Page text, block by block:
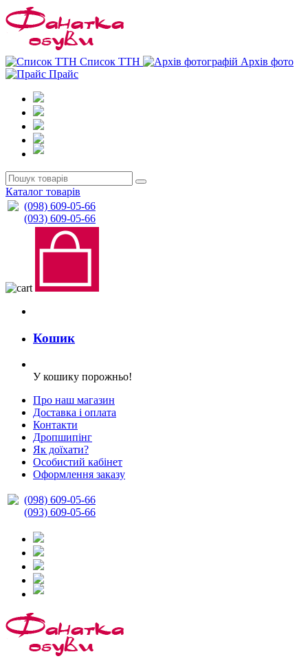
Список ТТН
Архів фото
Прайс
Каталог товарів
(098) 609-05-66
(093) 609-05-66
Кошик
У кошику порожньо!
Про наш магазин
Доставка і оплата
Контакти
Дропшипінг
Як доїхати?
Особистий кабінет
Оформлення заказу
(098) 609-05-66
(093) 609-05-66